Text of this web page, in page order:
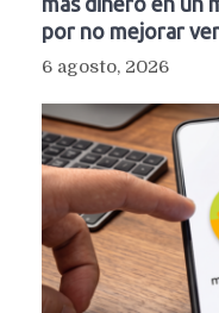
por no mejorar
6 agosto, 2026